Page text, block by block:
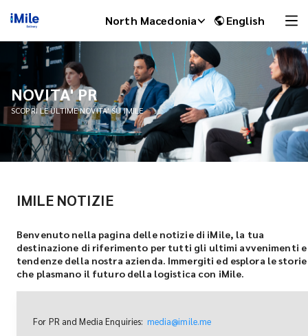
North Macedonia English
NOVITA' PR
SCOPRI LE ULTIME NOVITA' SU IMILE
IMILE NOTIZIE
Benvenuto nella pagina delle notizie di iMile, la tua
destinazione di riferimento per tutti gli ultimi avvenimenti e
tendenze della nostra azienda. Immergiti ed esplora le storie
che plasmano il futuro della logistica con iMile.
For PR and Media Enquiries: media@imile.me